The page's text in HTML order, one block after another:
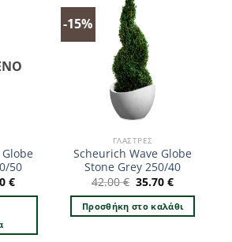
50
€Η
τρέχουσα
τιμή
-15%
ΓΛΆΣΤΡΕΣ
Scheurich Wave Globe
Stone Grey 250/40
42.00€ Original
price
was:
42.00 €.
35.70€Η
τρέχουσα
τιμή
είναι:
35.70 €.
Προσθήκη στο καλάθι